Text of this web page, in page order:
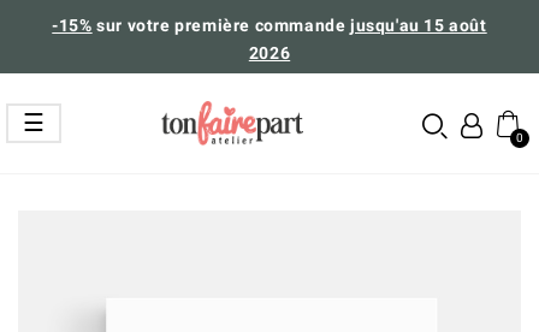
-15% sur votre première commandejusqu'au 15 août
2026
Basculer
la
navigation
☰